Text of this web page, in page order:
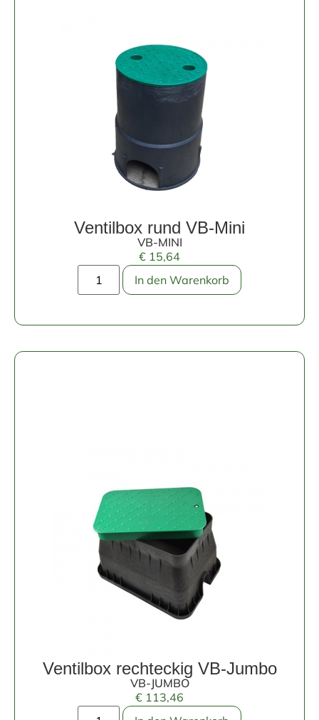
Ventilbox rund VB-Mini
VB-MINI
€ 15,64
In den Warenkorb
Ventilbox rechteckig VB-Jumbo
VB-JUMBO
€ 113,46